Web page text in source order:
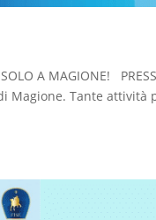
A MAGIONE!
Magione. Tante